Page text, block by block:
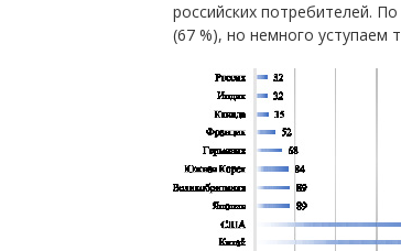
российских потребителей.
(67 %), но немного уступаем